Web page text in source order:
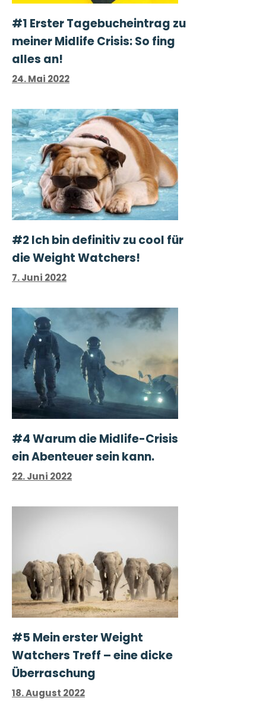
#1 Erster Tage­buch­ein­trag zu
meiner Midlife Crisis: So fing
alles an!
24. Mai 2022
#2 Ich bin definitiv zu cool für
die Weight Watchers!
7. Juni 2022
#4 Warum die Midlife-Crisis
ein Abenteuer sein kann.
22. Juni 2022
#5 Mein erster Weight
Watchers Treff – eine dicke
Überraschung
18. August 2022